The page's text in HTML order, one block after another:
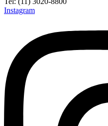
Instagram